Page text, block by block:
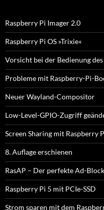
a
c
h
:
Raspberry Pi Imager 2.0
Raspberry Pi OS »Trixie«
Vorsicht bei der Bedienung
Probleme mit Raspberry-Pi-
Neuer Wayland-Compositor
Low-Level-GPIO-Zugriff
Screen Sharing mit Raspberry
8. Auflage erschienen
RasAP – Der perfekte Ad-
Raspberry Pi 5 mit PCIe-SSD
Strom sparen mit dem